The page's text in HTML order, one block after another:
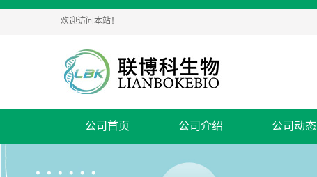
欢迎访问本站！
公司首页 公司介绍 公司动态